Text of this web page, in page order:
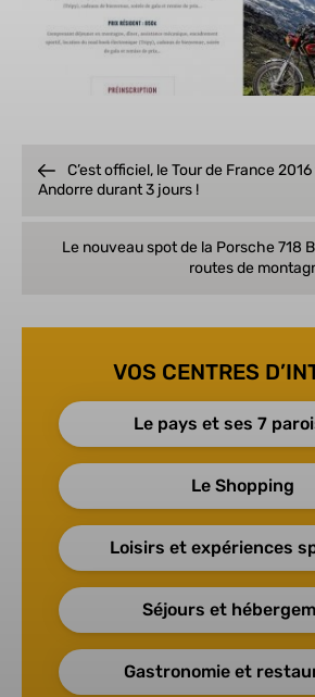
VOS CENTRES
Le pays et ses 7
Le Shopping
Loisirs et expériences
Séjours et
Gastronomie et
C’est officiel, le Tour de France
Andorre durant 3 jours !
Le nouveau spot de la Porsche 718
routes de